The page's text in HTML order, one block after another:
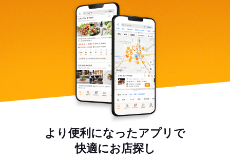
より便利になったアプリで
快適にお店探し